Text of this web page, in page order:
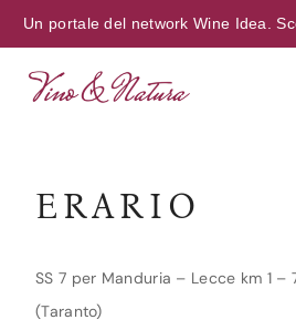
Un portale del network Wine Idea.
ERARIO
SS 7 per Manduria – Lecce km 1 –
(Taranto)